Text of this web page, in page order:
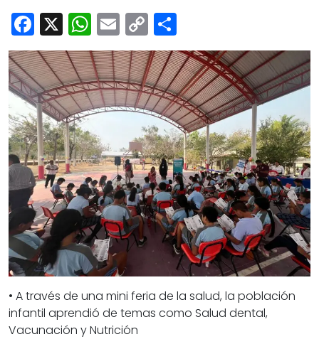
Deportes
OpiniónFacebook
X WhatsApp
Email
Copy
Link
• A través de una mini feria de la salud, la población
infantil aprendió de temas como Salud dental,
Vacunación y Nutrición